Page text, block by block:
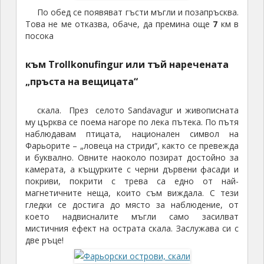
По обед се появяват гъсти мъгли и позапръсква.
Това не ме отказва, обаче, да премина още 7 км в
посока
към Trollkonufingur или тъй наречената
„пръста на вещицата“
скала. През селото Sandavagur и живописната
му църква се поема нагоре по лека пътека. По пътя
наблюдавам птицата, национален символ на
Фарьорите – „ловеца на стриди“, както се превежда
и буквално. Овните наоколо позират достойно за
камерата, а къщурките с черни дървени фасади и
покриви, покрити с трева са едно от най-
магнетичните неща, които съм виждала. С тези
гледки се достига до място за наблюдение, от
което надвисналите мъгли само засилват
мистичния ефект на острата скала. Заслужава си с
две ръце!